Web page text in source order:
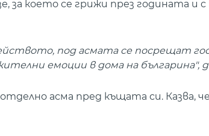
за което се грижи през годината
под асмата се посрещат
емоции в дома на българина",
асма пред къщата си. Казва,